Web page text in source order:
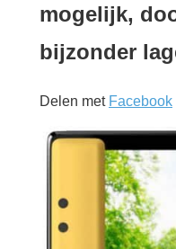
mogelijk,
bijzonder
Delen met Facebook